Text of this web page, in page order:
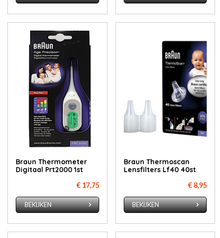
Braun Thermometer
Digitaal Prt2000 1st
€ 17,75
BEKIJKEN
Braun Thermoscan
Lensfilters Lf40 40st
€ 8,95
BEKIJKEN